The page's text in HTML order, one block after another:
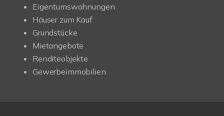
Eigentumswohnungen
Häuser zum Kauf
Grundstücke
Mietangebote
Renditeobjekte
Gewerbeimmobilien